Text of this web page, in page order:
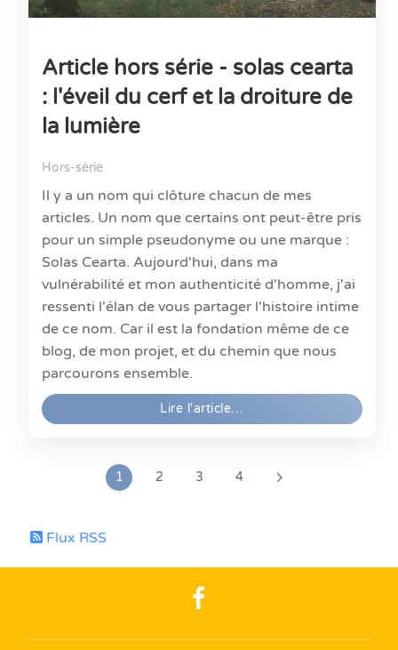
Article hors série - solas cearta
: l'éveil du cerf et la droiture de
la lumière
Hors-série
Il y a un nom qui clôture chacun de mes
articles. Un nom que certains ont peut-être pris
pour un simple pseudonyme ou une marque :
Solas Cearta. Aujourd'hui, dans ma
vulnérabilité et mon authenticité d'homme, j'ai
ressenti l'élan de vous partager l'histoire intime
de ce nom. Car il est la fondation même de ce
blog, de mon projet, et du chemin que nous
parcourons ensemble.
Lire l'article…
1 2 3 4
Flux RSS